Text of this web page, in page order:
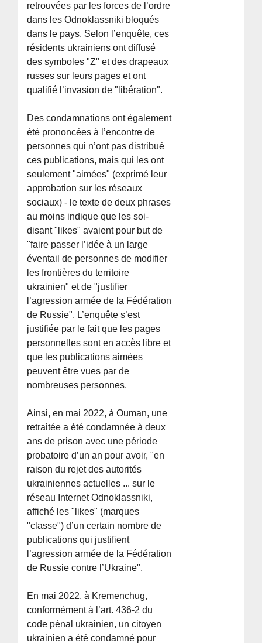
retrouvées par les forces de l’ordre
dans les Odnoklassniki bloqués
dans le pays. Selon l’enquête, ces
résidents ukrainiens ont diffusé
des symboles "Z" et des drapeaux
russes sur leurs pages et ont
qualifié l’invasion de "libération".
Des condamnations ont également
été prononcées à l’encontre de
personnes qui n’ont pas distribué
ces publications, mais qui les ont
seulement "aimées" (exprimé leur
approbation sur les réseaux
sociaux) - le texte de deux phrases
au moins indique que les soi-
disant "likes" avaient pour but de
"faire passer l’idée à un large
éventail de personnes de modifier
les frontières du territoire
ukrainien" et de "justifier
l’agression armée de la Fédération
de Russie". L’enquête s’est
justifiée par le fait que les pages
personnelles sont en accès libre et
que les publications aimées
peuvent être vues par de
nombreuses personnes.
Ainsi, en mai 2022, à Ouman, une
retraitée a été condamnée à deux
ans de prison avec une période
probatoire d’un an pour avoir, "en
raison du rejet des autorités
ukrainiennes actuelles ... sur le
réseau Internet Odnoklassniki,
affiché les "likes" (marques
"classe") d’un certain nombre de
publications qui justifient
l’agression armée de la Fédération
de Russie contre l’Ukraine".
En mai 2022, à Kremenchug,
conformément à l’art. 436-2 du
code pénal ukrainien, un citoyen
ukrainien a été condamné pour